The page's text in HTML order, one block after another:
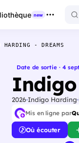
new
HARDING - DREAMS
Date de sortie · 4
Indigo
2026 Indigo Harding
Mis en ligne par
Où écouter